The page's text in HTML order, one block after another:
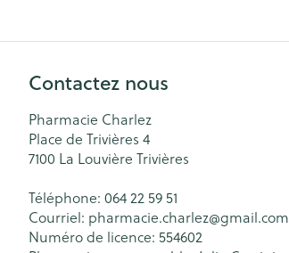
Contactez nous
Pharmacie Charlez
Place de Trivières 4
7100 La Louvière Trivières
Téléphone: 064 22 59 51
Courriel: pharmacie.charlez@gmail.com
Numéro de licence: 554602